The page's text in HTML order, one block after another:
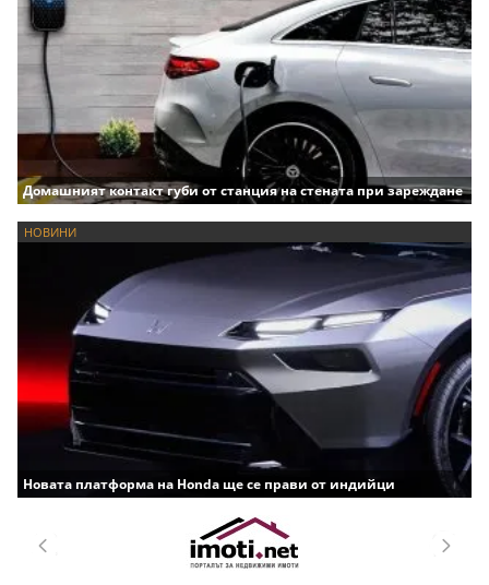
Домашният контакт губи от станция на стената при зареждане
НОВИНИ
Новата платформа на Honda ще се прави от индийци